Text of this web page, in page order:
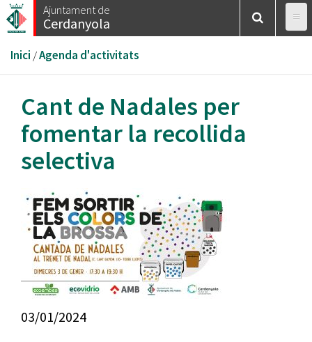
Vés
al
Ajuntament de
Cerdanyola
Esteu
aquí
Inici /Agenda d'activitats
Cant de Nadales per
fomentar la recollida
selectiva
03/01/2024